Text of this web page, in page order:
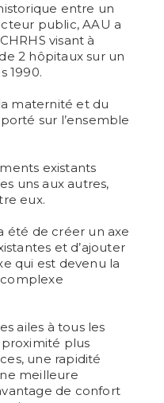
entre un
public, AAU a
visant à
2 hôpitaux sur un
1990.
maternité et du
sur l’ensemble
existants
uns aux autres,
eux.
été de créer un axe
et d’ajouter
qui est devenu la
ailes à tous les
plus
une rapidité
meilleure
de confort